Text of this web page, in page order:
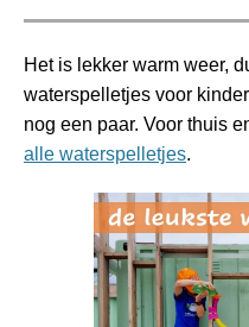
Het is lekker warm weer,
waterspelletjes voor
nog een paar. Voor thuis
alle waterspelletjes.